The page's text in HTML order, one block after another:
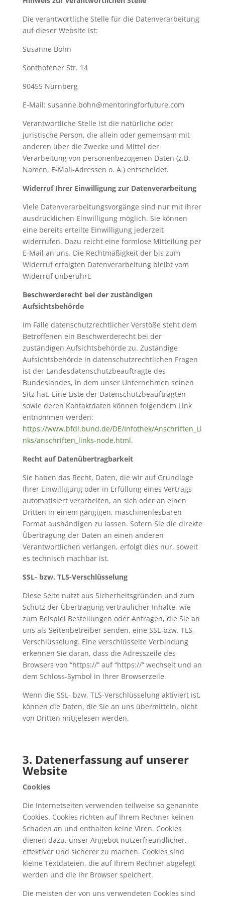
Die verantwortliche Stelle für die Datenverarbeitung
auf dieser Website ist:
Susanne Bohn
Sonthofener Str. 14
90455 Nürnberg
E-Mail: susanne.bohn@mentoringforfuture.com
Verantwortliche Stelle ist die natürliche oder
juristische Person, die allein oder gemeinsam mit
anderen über die Zwecke und Mittel der
Verarbeitung von personenbezogenen Daten (z.B.
Namen, E-Mail-Adressen o. Ä.) entscheidet.
Widerruf Ihrer Einwilligung zur Datenverarbeitung
Viele Datenverarbeitungsvorgänge sind nur mit Ihrer
ausdrücklichen Einwilligung möglich. Sie können
eine bereits erteilte Einwilligung jederzeit
widerrufen. Dazu reicht eine formlose Mitteilung per
E-Mail an uns. Die Rechtmäßigkeit der bis zum
Widerruf erfolgten Datenverarbeitung bleibt vom
Widerruf unberührt.
Beschwerderecht bei der zuständigen
Aufsichtsbehörde
Im Falle datenschutzrechtlicher Verstöße steht dem
Betroffenen ein Beschwerderecht bei der
zuständigen Aufsichtsbehörde zu. Zuständige
Aufsichtsbehörde in datenschutzrechtlichen Fragen
ist der Landesdatenschutzbeauftragte des
Bundeslandes, in dem unser Unternehmen seinen
Sitz hat. Eine Liste der Datenschutzbeauftragten
sowie deren Kontaktdaten können folgendem Link
entnommen werden:
https://www.bfdi.bund.de/DE/Infothek/Anschriften_Li
nks/anschriften_links-node.html.
Recht auf Datenübertragbarkeit
Sie haben das Recht, Daten, die wir auf Grundlage
Ihrer Einwilligung oder in Erfüllung eines Vertrags
automatisiert verarbeiten, an sich oder an einen
Dritten in einem gängigen, maschinenlesbaren
Format aushändigen zu lassen. Sofern Sie die direkte
Übertragung der Daten an einen anderen
Verantwortlichen verlangen, erfolgt dies nur, soweit
es technisch machbar ist.
SSL- bzw. TLS-Verschlüsselung
Diese Seite nutzt aus Sicherheitsgründen und zum
Schutz der Übertragung vertraulicher Inhalte, wie
zum Beispiel Bestellungen oder Anfragen, die Sie an
uns als Seitenbetreiber senden, eine SSL-bzw. TLS-
Verschlüsselung. Eine verschlüsselte Verbindung
erkennen Sie daran, dass die Adresszeile des
Browsers von “https://” auf “https://” wechselt und an
dem Schloss-Symbol in Ihrer Browserzeile.
Wenn die SSL- bzw. TLS-Verschlüsselung aktiviert ist,
können die Daten, die Sie an uns übermitteln, nicht
von Dritten mitgelesen werden.
3. Datenerfassung auf unserer
Website
Cookies
Die Internetseiten verwenden teilweise so genannte
Cookies. Cookies richten auf Ihrem Rechner keinen
Schaden an und enthalten keine Viren. Cookies
dienen dazu, unser Angebot nutzerfreundlicher,
effektiver und sicherer zu machen. Cookies sind
kleine Textdateien, die auf Ihrem Rechner abgelegt
werden und die Ihr Browser speichert.
Die meisten der von uns verwendeten Cookies sind